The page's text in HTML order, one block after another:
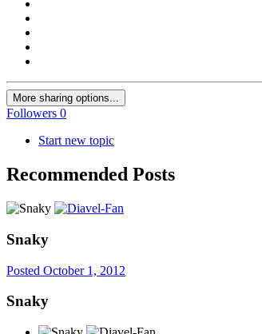
More sharing options...
Followers 0
Start new topic
Recommended Posts
Snaky
Posted October 1, 2012
Snaky